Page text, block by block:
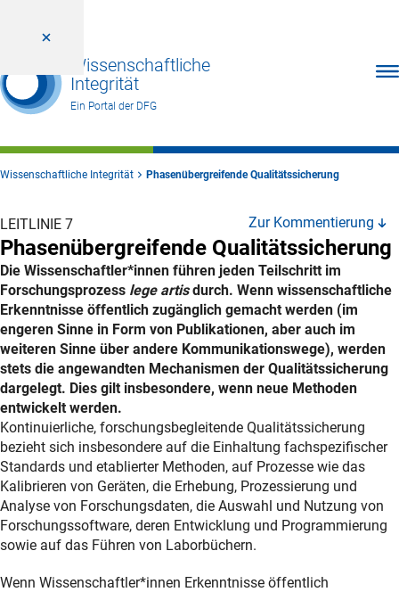
Wissenschaftliche
Integrität
Ein Portal der DFG
Wissenschaftliche Integrität Phasenübergreifende Qualitätssicherung
Zur Kommentierung
LEITLINIE 7
Phasenübergreifende Qualitätssicherung
Die Wissenschaftler*innen führen jeden Teilschritt im
Forschungsprozess lege artisdurch. Wenn wissenschaftliche
Erkenntnisse öffentlich zugänglich gemacht werden (im
engeren Sinne in Form von Publikationen, aber auch im
weiteren Sinne über andere Kommunikationswege), werden
stets die angewandten Mechanismen der Qualitätssicherung
dargelegt. Dies gilt insbesondere, wenn neue Methoden
entwickelt werden.
Erläuterung
Kontinuierliche, forschungsbegleitende Qualitätssicherung
bezieht sich insbesondere auf die Einhaltung fachspezifischer
Standards und etablierter Methoden, auf Prozesse wie das
Kalibrieren von Geräten, die Erhebung, Prozessierung und
Analyse von Forschungsdaten, die Auswahl und Nutzung von
Forschungssoftware, deren Entwicklung und Programmierung
sowie auf das Führen von Laborbüchern.
Wenn Wissenschaftler*innen Erkenntnisse öffentlich